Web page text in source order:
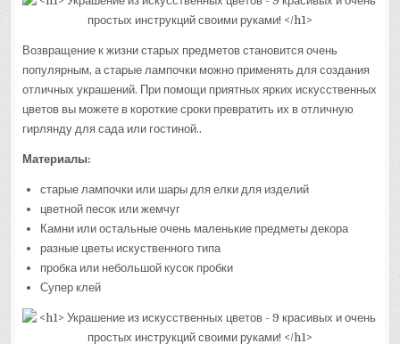
Возвращение к жизни старых предметов становится очень
популярным, а старые лампочки можно применять для создания
отличных украшений. При помощи приятных ярких искусственных
цветов вы можете в короткие сроки превратить их в отличную
гирлянду для сада или гостиной..
Материалы:
старые лампочки или шары для елки для изделий
цветной песок или жемчуг
Камни или остальные очень маленькие предметы декора
разные цветы искуственного типа
пробка или небольшой кусок пробки
Супер клей